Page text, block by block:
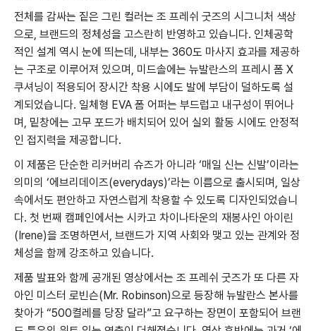
전체를 감싸는 짙은 그린 컬러는 조 프레쉬 굿즈의 시그니처 색상
으로, 브랜드의 정체성을 고스란히 반영하고 있습니다. 인체공학
적인 설계 역시 눈에 띄는데, 내부는 360도 마사지 효과를 제공하
는 구조로 이루어져 있으며, 미드솔에는 뉴발란스의 프레시 폼 X
쿠셔닝이 적용되어 장시간 착용 시에도 발에 부담이 덜하도록 설
계되었습니다. 일체형 EVA 폼 어퍼는 부드럽고 내구성이 뛰어나
며, 밑창에는 고무 포드가 배치되어 있어 실외 활동 시에도 안정적
인 접지력을 제공합니다.
이 제품은 단순한 리커버리 슈즈가 아니라 ‘매일 신는 신발’이라는
의미의 ‘에브리데이즈(everydays)’라는 이름으로 출시되며, 일상
속에서도 편안하고 자연스럽게 착용할 수 있도록 디자인되었습니
다. 첫 번째 캠페인에서는 시카고 차이나타운의 재봉사인 아이린
(Irene)을 조명하면서, 브랜드가 지역 사회와 맺고 있는 관계와 정
체성을 함께 강조하고 있습니다.
제품 발표와 함께 공개된 영상에서는 조 프레쉬 굿즈가 또 다른 자
아인 미스터 로빈슨(Mr. Robinson)으로 등장해 뉴발란스 본사를
찾아가 “500켤레를 당장 달라”고 요구하는 장면이 포함되어 브랜